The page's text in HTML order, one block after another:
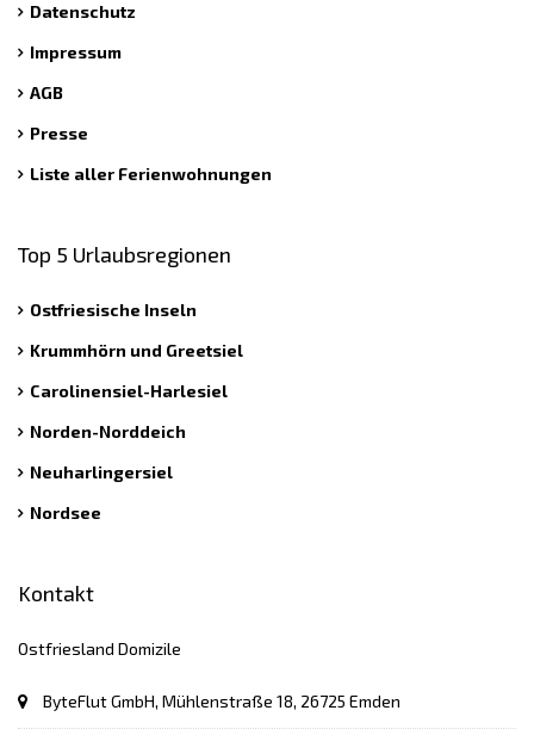
Datenschutz
Impressum
AGB
Presse
Liste aller Ferienwohnungen
Top 5 Urlaubsregionen
Ostfriesische Inseln
Krummhörn und Greetsiel
Carolinensiel-Harlesiel
Norden-Norddeich
Neuharlingersiel
Nordsee
Kontakt
Ostfriesland Domizile
ByteFlut GmbH, Mühlenstraße 18, 26725 Emden